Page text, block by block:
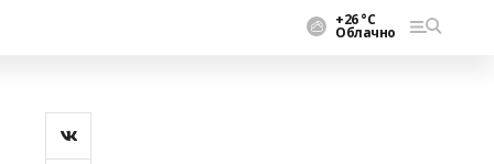
+26 °С
Облачно